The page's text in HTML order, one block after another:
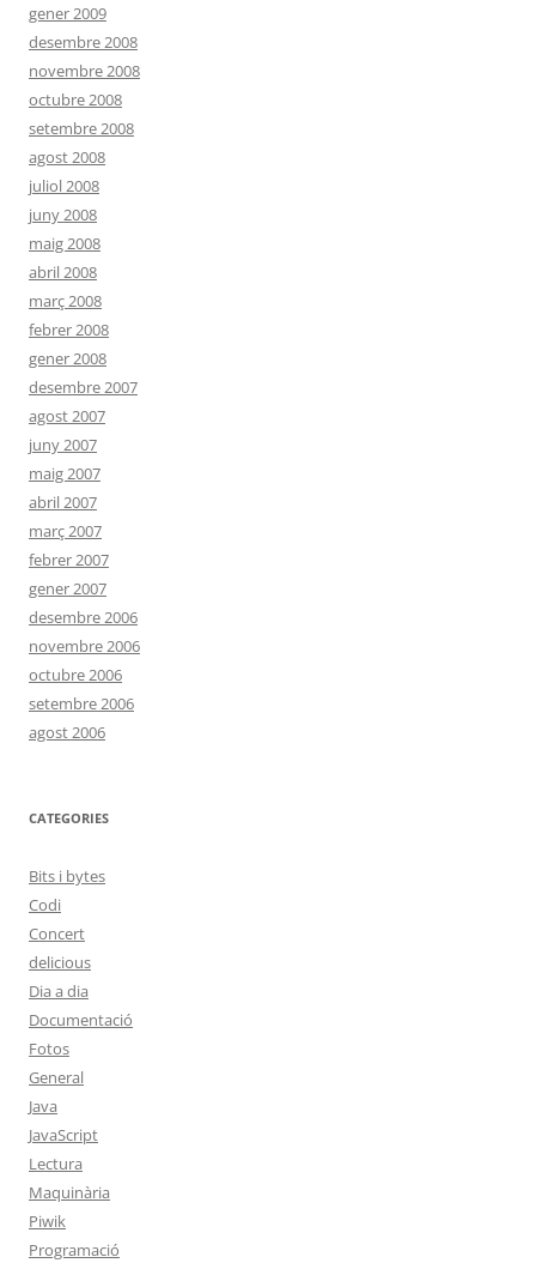
gener 2009
desembre 2008
novembre 2008
octubre 2008
setembre 2008
agost 2008
juliol 2008
juny 2008
maig 2008
abril 2008
març 2008
febrer 2008
gener 2008
desembre 2007
agost 2007
juny 2007
maig 2007
abril 2007
març 2007
febrer 2007
gener 2007
desembre 2006
novembre 2006
octubre 2006
setembre 2006
agost 2006
CATEGORIES
Bits i bytes
Codi
Concert
delicious
Dia a dia
Documentació
Fotos
General
Java
JavaScript
Lectura
Maquinària
Piwik
Programació